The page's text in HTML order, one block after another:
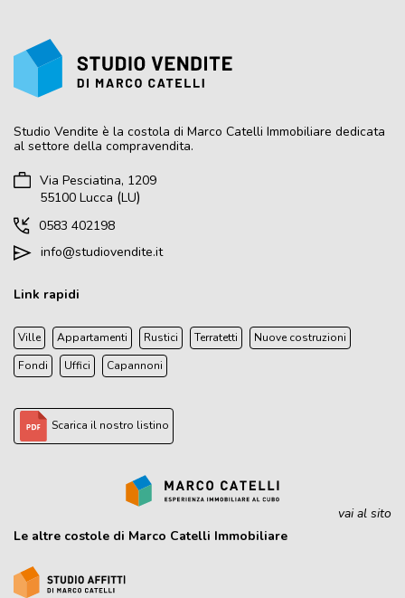
Studio Vendite è la costola di Marco Catelli Immobiliare dedicata
al settore della compravendita.
Via Pesciatina, 1209
55100 Lucca (LU)
0583 402198
info@studiovendite.it
Link rapidi
Ville Appartamenti Rustici Terratetti
Nuove costruzioni
Fondi
Uffici Capannoni
Scarica il nostro listino
vai al sito
Le altre costole di Marco Catelli Immobiliare